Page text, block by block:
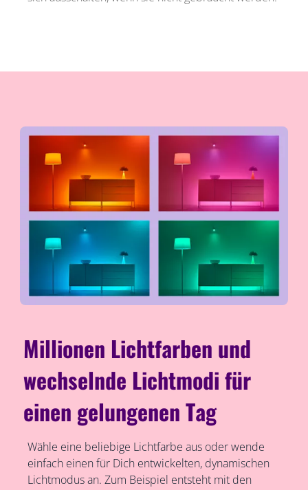
Millionen Lichtfarben und
wechselnde Lichtmodi für
einen gelungenen Tag
Wähle eine beliebige Lichtfarbe aus oder wende
einfach einen für Dich entwickelten, dynamischen
Lichtmodus an. Zum Beispiel entsteht mit den